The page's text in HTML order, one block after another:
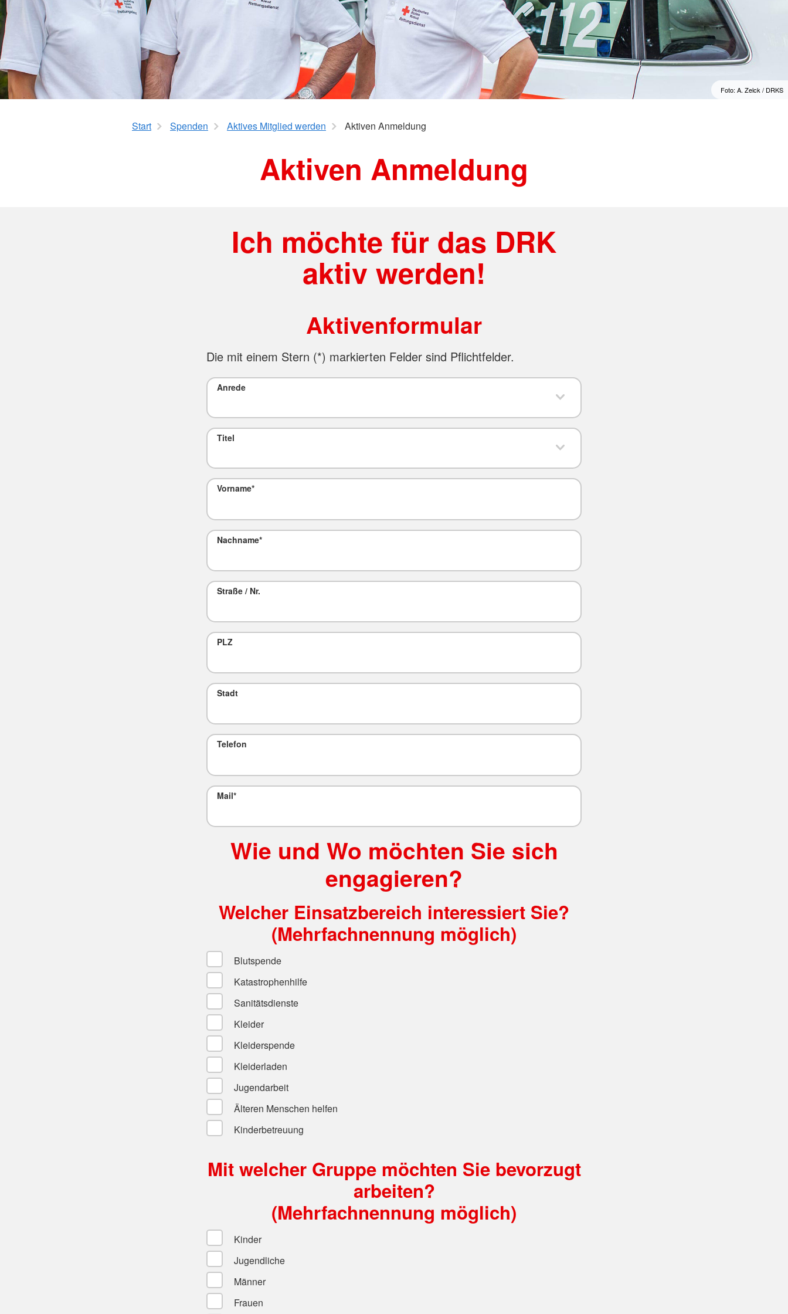
Mehrgenerationenhaus
Mittagstisch
Kleiderladen Lieblingsstücke
Suchdienst
Foto: D. Winter/DRK
Start Spenden Aktives Mitglied werden Aktiven Anmeldung
Aktiven Anmeldung
Ich möchte für das DRK
aktiv werden!
Aktivenformular
Die mit einem Stern (*) markierten Felder sind Pflichtfelder.
Anrede
Titel
Vorname*
Nachname*
Straße / Nr.
PLZ
Stadt
Telefon
Mail*
Wie und Wo möchten Sie sich
engagieren?
Welcher Einsatzbereich interessiert Sie?
(Mehrfachnennung möglich)
Blutspende
Katastrophenhilfe
Sanitätsdienste
Kleider
Kleiderspende
Kleiderladen
Jugendarbeit
Älteren Menschen helfen
Kinderbetreuung
Mit welcher Gruppe möchten Sie bevorzugt
arbeiten?
(Mehrfachnennung möglich)
Kinder
Jugendliche
Männer
Frauen